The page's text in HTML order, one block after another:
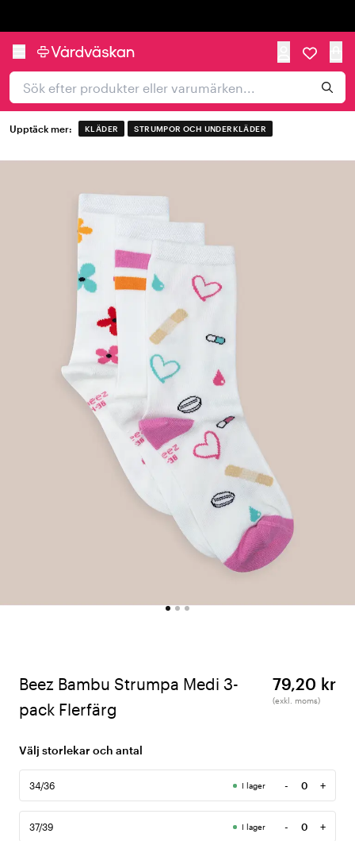
Upptäck mer: KLÄDER STRUMPOR OCH UNDERKLÄDER
Beez Bambu Strumpa Medi 3-
pack Flerfärg
79,20 kr
(exkl. moms)
Välj storlekar och antal
34/36 I lager -
Antal
+
37/39 I lager -
Antal
+